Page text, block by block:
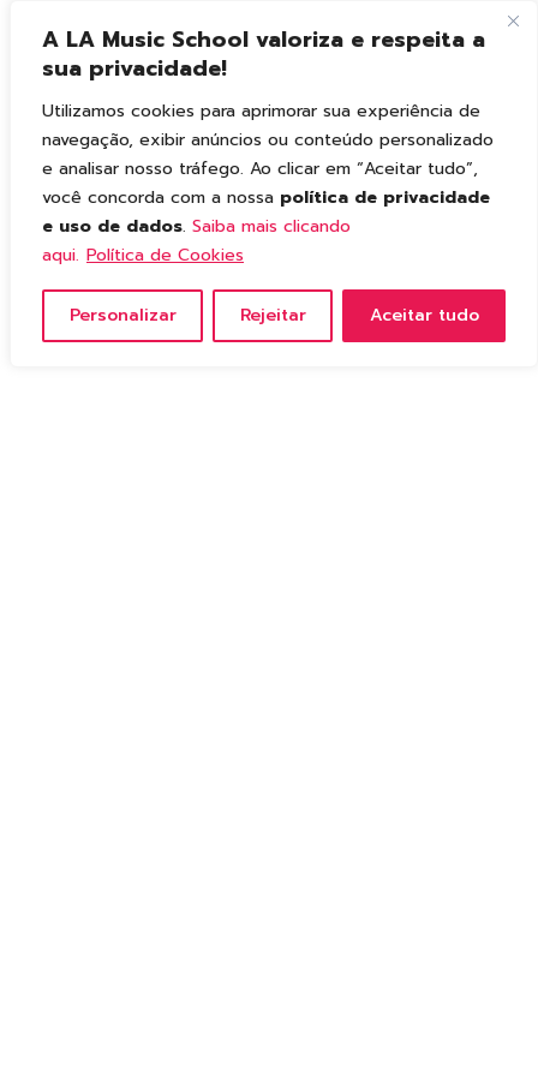
A LA Music School valoriza e respeita a
sua privacidade!
Utilizamos cookies para aprimorar sua experiência de
navegação, exibir anúncios ou conteúdo personalizado
e analisar nosso tráfego. Ao clicar em “Aceitar tudo”,
você concorda com a nossa política de privacidade
e uso de dados. Saiba mais clicando
aqui. Política de Cookies
Personalizar Rejeitar Aceitar tudo